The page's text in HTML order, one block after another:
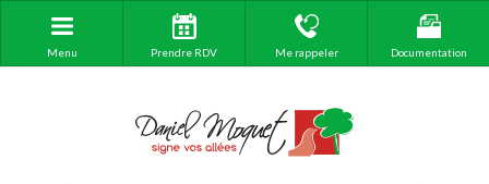
Menu Prendre RDV Me rappeler Documentation